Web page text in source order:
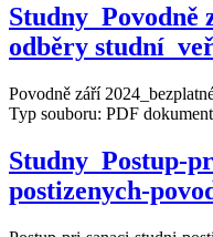
Studny_Povodně
odběry
Povodně září
Typ souboru: PDF
Studny_Postup-
postizenych-